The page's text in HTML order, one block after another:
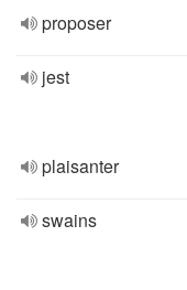
proposer
jest
plaisanter
swains